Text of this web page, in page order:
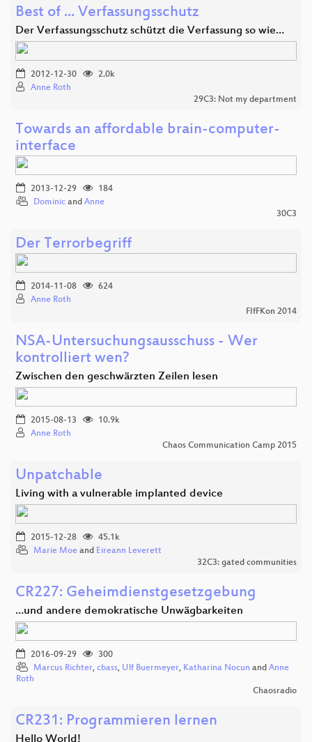
Best of ... Verfassungsschutz
Der Verfassungsschutz schützt die Verfassung so wie…
2012-12-30
2.0k
Anne Roth
29C3: Not my department
Towards an affordable brain-computer-
interface
2013-12-29
184
Dominic and Anne
30C3
Der Terrorbegriff
2014-11-08
624
Anne Roth
FIfFKon 2014
NSA-Untersuchungsausschuss - Wer
kontrolliert wen?
Zwischen den geschwärzten Zeilen lesen
2015-08-13
10.9k
Anne Roth
Chaos Communication Camp 2015
Unpatchable
Living with a vulnerable implanted device
2015-12-28
45.1k
Marie Moe and Eireann Leverett
32C3: gated communities
CR227: Geheimdienstgesetzgebung
…und andere demokratische Unwägbarkeiten
2016-09-29
300
Marcus Richter, cbass, Ulf Buermeyer, Katharina Nocun and Anne
Roth
Chaosradio
CR231: Programmieren lernen